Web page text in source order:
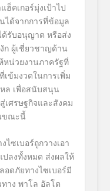
ฮ็คเกอร์มุ่งเป้าไป
ได้จากการที่ข้อมูล
รับอนุญาต หรือส่ง
ก ผู้เชี่ยวชาญด้าน
หน่วยงานภาครัฐที่
เข้มงวดในการเพิ่ม
ล เพื่อสนับสนุน
เศรษฐกิจและสังคม
ขณะนี้
ซเบอร์ถูกวางเอา
ปลงทั้งหมด ส่งผลให้
อดภัยทางไซเบอร์มี
าง พาโล อัลโต